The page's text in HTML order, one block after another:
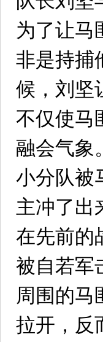
为了让马
非是持捕
候，刘坚
不仅使马
融会气象。
小分队被
主冲了出
在先前的
被自若军
周围的马
拉开，反